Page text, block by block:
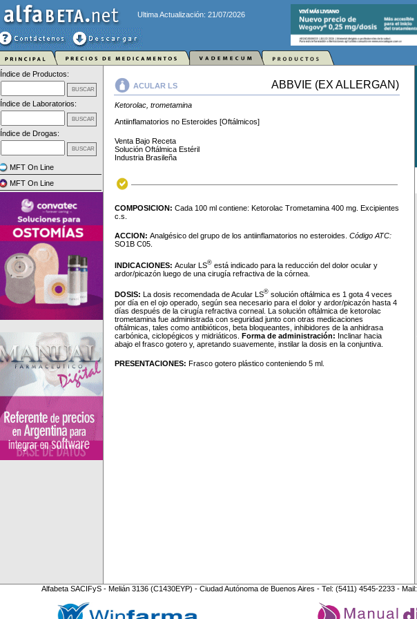
Ultima Actualización: 21/07/2026
Índice de Productos:
Índice de Laboratorios:
Índice de Drogas:
MFT On Line
MFT On Line
ACULAR LS ABBVIE (EX ALLERGAN)
Ketorolac, trometamina
Antiinflamatorios no Esteroides [Oftálmicos]
Venta Bajo Receta
Solución Oftálmica Estéril
Industria Brasileña
COMPOSICION: Cada 100 ml contiene: Ketorolac Trometamina 400 mg. Excipientes
c.s.
ACCION: Analgésico del grupo de los antiinflamatorios no esteroides. Código ATC:
SO1B C05.
INDICACIONES: Acular LS® está indicado para la reducción del dolor ocular y
ardor/picazón luego de una cirugía refractiva de la córnea.
DOSIS: La dosis recomendada de Acular LS® solución oftálmica es 1 gota 4 veces
por día en el ojo operado, según sea necesario para el dolor y ardor/picazón hasta 4
días después de la cirugía refractiva corneal. La solución oftálmica de ketorolac
trometamina fue administrada con seguridad junto con otras medicaciones
oftálmicas, tales como antibióticos, beta bloqueantes, inhibidores de la anhidrasa
carbónica, ciclopégicos y midriáticos.
Forma de administración: Inclinar hacia
abajo el frasco gotero y, apretando suavemente, instilar la dosis en la conjuntiva.
PRESENTACIONES: Frasco gotero plástico conteniendo 5 ml.
Alfabeta SACIFyS - Melián 3136 (C1430EYP) - Ciudad Autónoma de Buenos Aires - Tel: (5411) 4545-2233 - Mail: